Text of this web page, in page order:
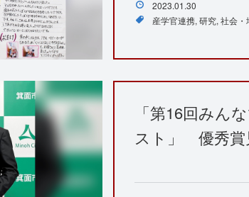
2023.01.30
産学官連携 研究 社会・
「第16回みん
スト」 優秀賞